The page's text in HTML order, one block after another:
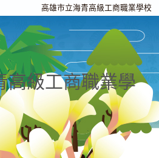
高雄市立海青高級工商職業學校
高級工商職業學